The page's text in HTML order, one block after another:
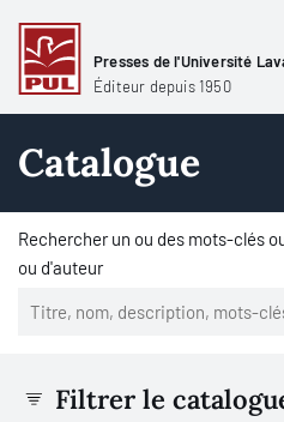
Presses de l'Université
Éditeur depuis 1950
Catalogue
Rechercher un ou des mots-clés
ou d'auteur
Filtrer le